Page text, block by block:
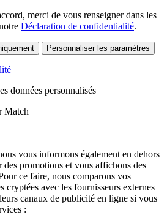
merci de vous renseigner dans les
Déclaration de confidentialité.
Personnaliser les paramètres
données personnalisés
Match
vous informons également en dehors
des promotions et vous affichons des
ce faire, nous comparons vos
cryptées avec les fournisseurs externes
canaux de publicité en ligne si vous
: